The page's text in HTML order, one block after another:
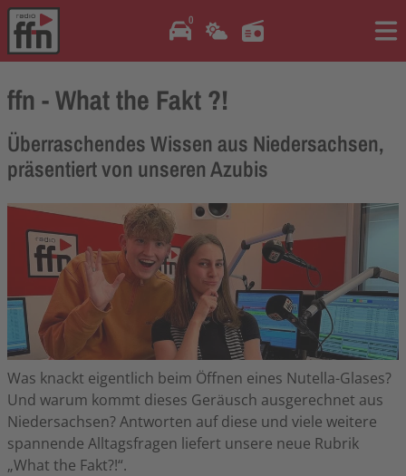
0
ffn - What the Fakt ?!
Überraschendes Wissen aus Niedersachsen,
präsentiert von unseren Azubis
Was knackt eigentlich beim Öffnen eines Nutella-Glases?
Und warum kommt dieses Geräusch ausgerechnet aus
Niedersachsen? Antworten auf diese und viele weitere
spannende Alltagsfragen liefert unsere neue Rubrik
„What the Fakt?!“.